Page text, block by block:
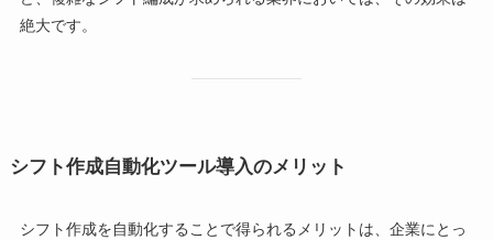
絶大です。
シフト作成自動化ツール導入のメリット
シフト作成を自動化することで得られるメリットは、企業にとっ